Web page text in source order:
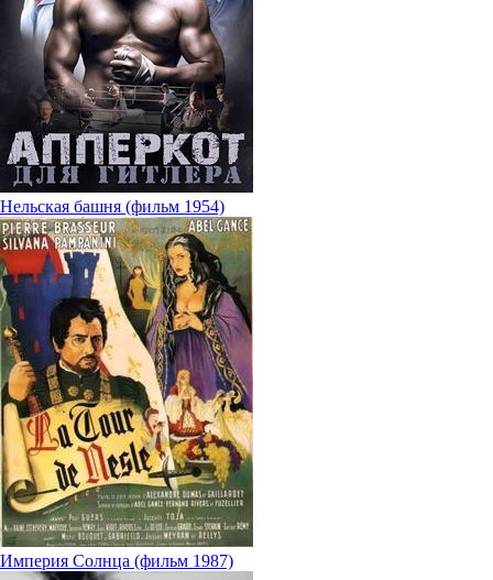
Нельская башня (фильм 1954)
Империя Солнца (фильм 1987)